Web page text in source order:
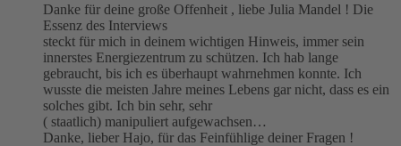
Danke für deine große Offenheit , liebe Julia Mandel ! Die
Essenz des Interviews
steckt für mich in deinem wichtigen Hinweis, immer sein
innerstes Energiezentrum zu schützen. Ich hab lange
gebraucht, bis ich es überhaupt wahrnehmen konnte. Ich
wusste die meisten Jahre meines Lebens gar nicht, dass es ein
solches gibt. Ich bin sehr, sehr
( staatlich) manipuliert aufgewachsen…
Danke, lieber Hajo, für das Feinfühlige deiner Fragen !